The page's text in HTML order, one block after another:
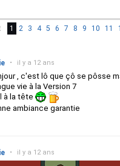
1 2 3 4 5 6 7 8 9 10 11
• il y a 12 ans
, c'est lô que çô se pôsse
vie à la Version 7
à la tête
ambiance garantie
• il y a 12 ans